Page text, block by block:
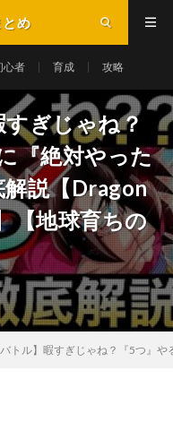
とめ
心者 育成 攻略
ぎじゃね？
『絶対やった
説【Dragon
【地球育ちの
バトル】暇すぎじゃね？『5つ』